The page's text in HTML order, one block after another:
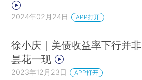
2024年02月24日 APP打开
徐小庆｜美债收益率下行并非
昙花一现
2023年12月23日 APP打开